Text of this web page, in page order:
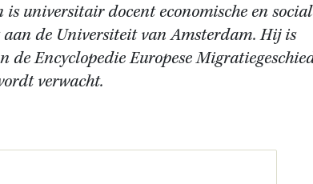
is universitair docent economische en
aan de Universiteit van Amsterdam. Hij is
de Encyclopedie Europese
verwacht.